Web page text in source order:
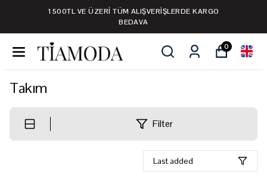
1500TL VE ÜZERİ TÜM ALIŞVERİŞLERDE KARGO
BEDAVA
0
Takım
Filter
Last added